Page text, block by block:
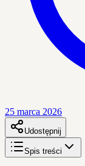
25 marca 2026
Udostępnij
Spis treści